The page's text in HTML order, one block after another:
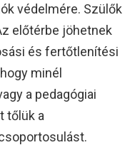
védelmére. Szülők
előtérbe jöhetnek
és fertőtlenítési
minél
a pedagógiai
tőlük a